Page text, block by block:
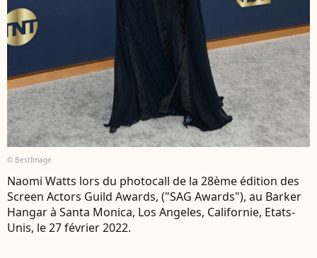
© BestImage
Naomi Watts lors du photocall de la 28ème édition des
Screen Actors Guild Awards, ("SAG Awards"), au Barker
Hangar à Santa Monica, Los Angeles, Californie, Etats-
Unis, le 27 février 2022.